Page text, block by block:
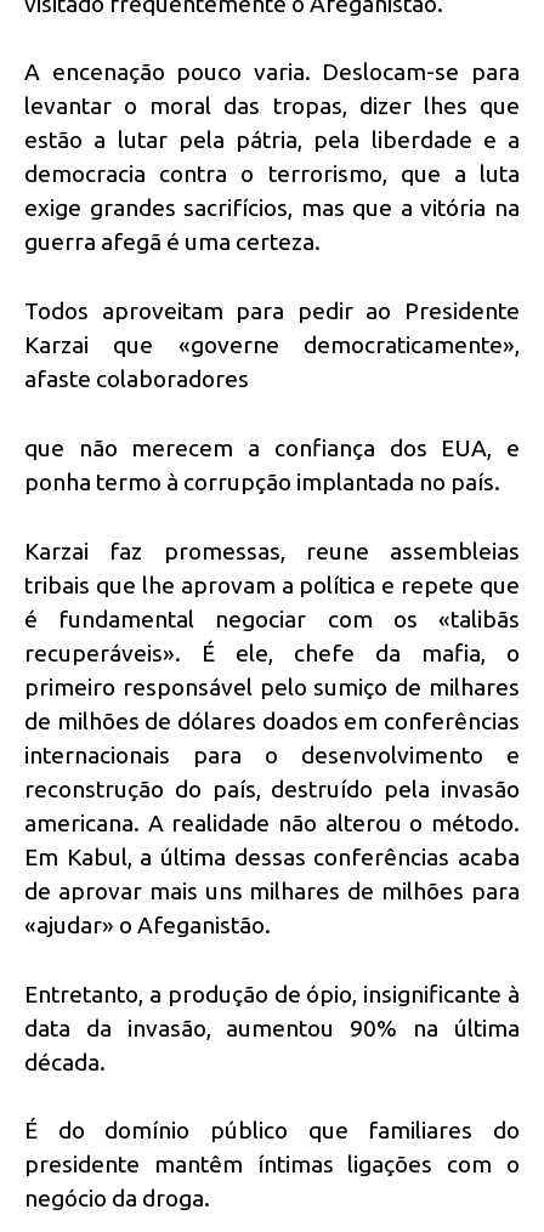
A encenação pouco varia. Deslocam-se para
levantar o moral das tropas, dizer lhes que
estão a lutar pela pátria, pela liberdade e a
democracia contra o terrorismo, que a luta
exige grandes sacrifícios, mas que a vitória na
guerra afegã é uma certeza.
Todos aproveitam para pedir ao Presidente
Karzai que «governe democraticamente»,
afaste colaboradores
que não merecem a confiança dos EUA, e
ponha termo à corrupção implantada no país.
Karzai faz promessas, reune assembleias
tribais que lhe aprovam a política e repete que
é fundamental negociar com os «talibãs
recuperáveis». É ele, chefe da mafia, o
primeiro responsável pelo sumiço de milhares
de milhões de dólares doados em conferências
internacionais para o desenvolvimento e
reconstrução do país, destruído pela invasão
americana. A realidade não alterou o método.
Em Kabul, a última dessas conferências acaba
de aprovar mais uns milhares de milhões para
«ajudar» o Afeganistão.
Entretanto, a produção de ópio, insignificante à
data da invasão, aumentou 90% na última
década.
É do domínio público que familiares do
presidente mantêm íntimas ligações com o
negócio da droga.